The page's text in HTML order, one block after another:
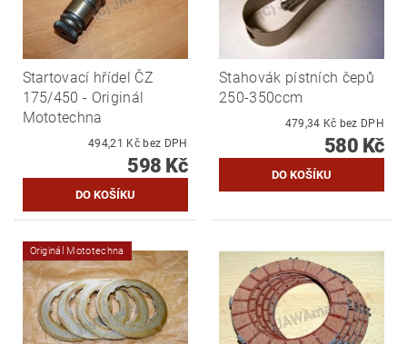
Startovací hřídel ČZ
175/450 - Originál
Mototechna
494,21 Kč bez DPH
598 Kč
Stahovák pístních čepů
250-350ccm
479,34 Kč bez DPH
580 Kč
Originál Mototechna